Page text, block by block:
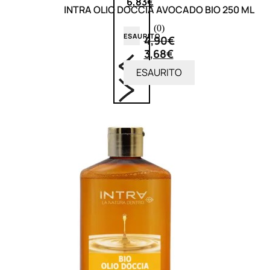
ESAURITO
ACCESSORI
Pennelli Occhi
Accessori Make Up
Accessori Occhi
Ciglia Finte
Pinzette
Temperamatite
INTRA OLIO DOCCIA AVOCADO BIO 250 ML
(0)
4,90€
3,68€
ESAURITO